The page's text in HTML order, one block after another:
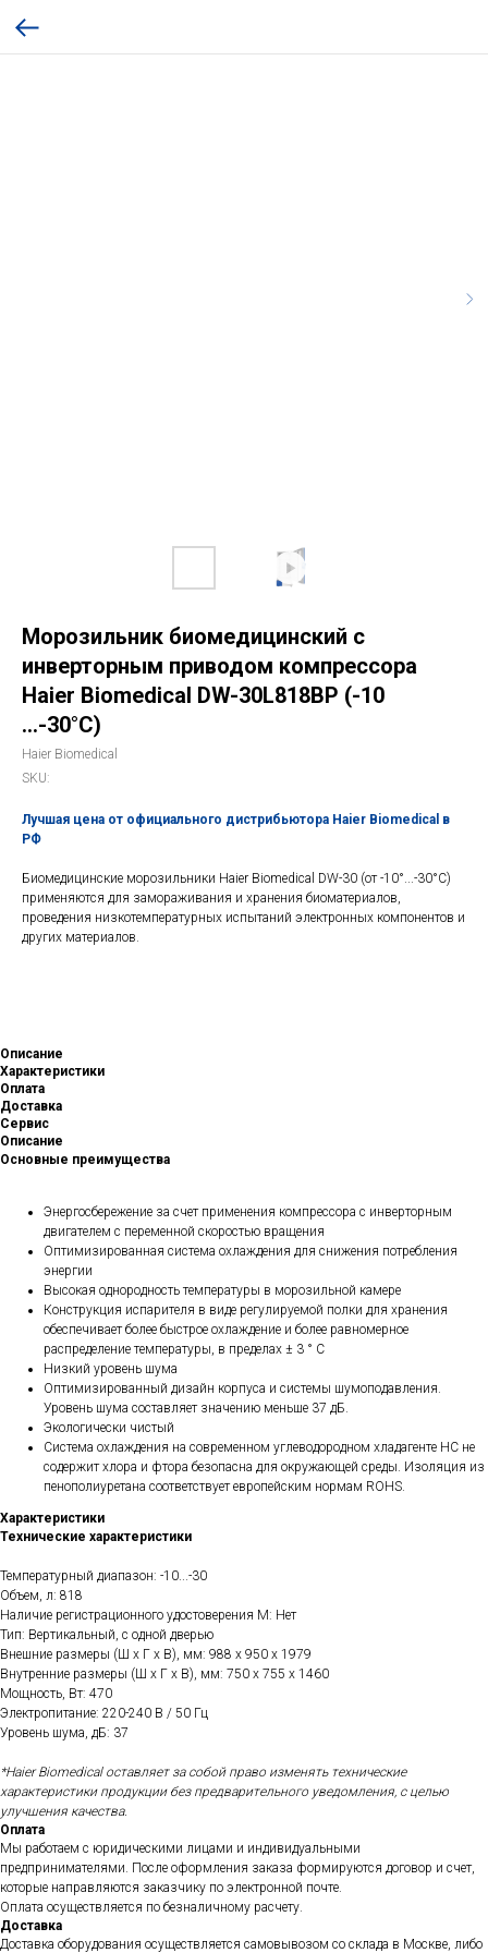
Морозильник биомедицинский с
инверторным приводом компрессора
Haier Biomedical DW-30L818BP (-10
...-30°C)
Haier Biomedical
SKU:
Лучшая цена от официального дистрибьютора Haier Biomedical в
РФ
Биомедицинские морозильники Haier Biomedical DW-30 (от -10°...-30°C)
применяются для замораживания и хранения биоматериалов,
проведения низкотемпературных испытаний электронных компонентов и
других материалов.
Описание
Характеристики
Оплата
Доставка
Сервис
Описание
Основные преимущества
Энергосбережение за счет применения компрессора с инверторным
двигателем с переменной скоростью вращения
Оптимизированная система охлаждения для снижения потребления
энергии
Высокая однородность температуры в морозильной камере
Конструкция испарителя в виде регулируемой полки для хранения
обеспечивает более быстрое охлаждение и более равномерное
распределение температуры, в пределах ± 3 ° C
Низкий уровень шума
Оптимизированный дизайн корпуса и системы шумоподавления.
Уровень шума составляет значению меньше 37 дБ.
Экологически чистый
Система охлаждения на современном углеводородном хладагенте HC не
содержит хлора и фтора безопасна для окружающей среды. Изоляция из
пенополиуретана соответствует европейским нормам ROHS.
Характеристики
Технические характеристики
Температурный диапазон: -10...-30
Объем, л: 818
Наличие регистрационного удостоверения М: Нет
Тип: Вертикальный, с одной дверью
Внешние размеры (Ш х Г х В), мм: 988 x 950 x 1979
Внутренние размеры (Ш х Г х В), мм: 750 x 755 x 1460
Мощность, Вт: 470
Электропитание: 220-240 В / 50 Гц
Уровень шума, дБ: 37
*Haier Biomedical оставляет за собой право изменять технические
характеристики продукции без предварительного уведомления, с целью
улучшения качества.
Оплата
Мы работаем с юридическими лицами и индивидуальными
предпринимателями. После оформления заказа формируются договор и счет,
которые направляются заказчику по электронной почте.
Оплата осуществляется по безналичному расчету.
Доставка
Доставка оборудования осуществляется самовывозом со склада в Москве, либо